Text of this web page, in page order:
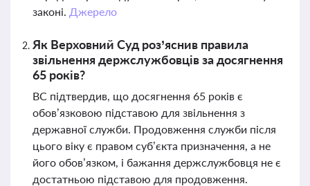
законі. Джерело
Як Верховний Суд роз’яснив правила
звільнення держслужбовців за досягнення
65 років?
ВС підтвердив, що досягнення 65 років є
обов’язковою підставою для звільнення з
державної служби. Продовження служби після
цього віку є правом суб’єкта призначення, а не
його обов’язком, і бажання держслужбовця не є
достатньою підставою для продовження.